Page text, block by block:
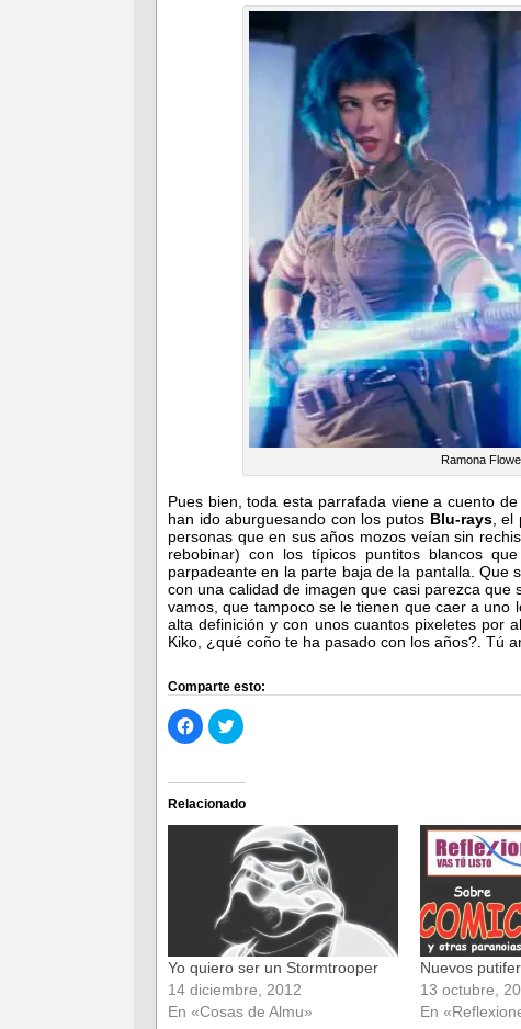
Ramona
Pues bien, toda esta parrafada viene a cuento
han ido aburguesando con los putosBlu-rays, el
personas que en sus años mozos veían sin
rebobinar) con los típicos puntitos blancos
parpadeante en la parte baja de la pantalla.
con una calidad de imagen que casi parezca
vamos, que tampoco se le tienen que caer a uno
alta definición y con unos cuantos pixeletes por
Kiko, ¿qué coño te ha pasado con los años?. Tú
Comparte esto:
Haz
clic
para
Facebook
(Se
abre
en
ventana
nueva)
Haz
clic
Twitter
(Se
abre
en
una
ventana
nueva)
Relacionado
Yo quiero ser un Stormtrooper
14 diciembre, 2012
En «Cosas de Almu»
Nuevos
13 octubre,
En